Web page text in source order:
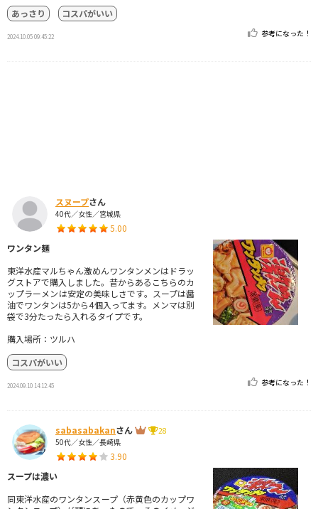
あっさり コスパがいい
2024.10.05 09:45:22 参考になった！
スヌープさん
40代／女性／宮城県
5.00
ワンタン麺
東洋水産マルちゃん激めんワンタンメンはドラッ
グストアで購入しました。昔からあるこちらのカ
ップラーメンは安定の美味しさです。スープは醤
油でワンタンは5から4個入ってます。メンマは別
袋で3分たったら入れるタイプです。
購入場所：ツルハ
コスパがいい
2024.09.10 14:12:45 参考になった！
sabasabakanさん
28
50代／女性／長崎県
3.90
スープは濃い
同東洋水産のワンタンスープ（赤黄色のカップワ